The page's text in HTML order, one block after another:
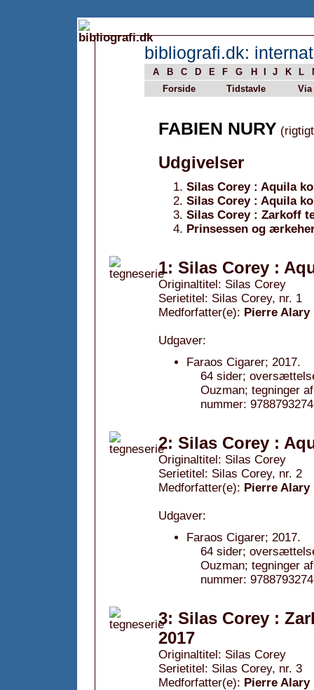
bibliografi.dk:
A B C D E F G H J K L
Forside
Tidstavle Via
FABIEN NURY
Udgivelser
Silas Corey : Aquila
Silas Corey : Aquila
Silas Corey : Zarkoff
Prinsessen og
1: Silas Corey :
Originaltitel: Silas Corey
Serietitel: Silas Corey, nr. 1
Medforfatter(e): Pierre Alary
Udgaver:
Faraos Cigarer; 2017.
64 sider;
Ouzman; tegninger
nummer:
2: Silas Corey :
Originaltitel: Silas Corey
Serietitel: Silas Corey, nr. 2
Medforfatter(e): Pierre Alary
Udgaver:
Faraos Cigarer; 2017.
64 sider;
Ouzman; tegninger
nummer:
3: Silas Corey :
2017
Originaltitel: Silas Corey
Serietitel: Silas Corey, nr. 3
Medforfatter(e): Pierre Alary